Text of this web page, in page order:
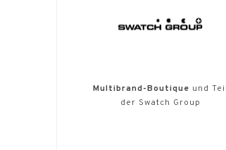
Multibrand-Boutique und Teil
der Swatch Group